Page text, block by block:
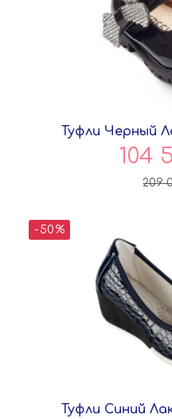
Туфли Черный
104
209
-50%
Туфли Синий